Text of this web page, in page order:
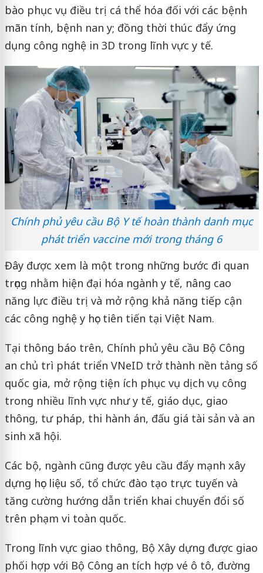
bào phục vụ điều trị cá thể hóa đối với các bệnh
mãn tính, bệnh nan y; đồng thời thúc đẩy ứng
dụng công nghệ in 3D trong lĩnh vực y tế.
Chính phủ yêu cầu Bộ Y tế hoàn thành danh mục
phát triển vaccine mới trong tháng 6
Đây được xem là một trong những bước đi quan
trọng nhằm hiện đại hóa ngành y tế, nâng cao
năng lực điều trị và mở rộng khả năng tiếp cận
các công nghệ y học tiên tiến tại Việt Nam.
Tại thông báo trên, Chính phủ yêu cầu Bộ Công
an chủ trì phát triển VNeID trở thành nền tảng số
quốc gia, mở rộng tiện ích phục vụ dịch vụ công
trong nhiều lĩnh vực như y tế, giáo dục, giao
thông, tư pháp, thi hành án, đấu giá tài sản và an
sinh xã hội.
Các bộ, ngành cũng được yêu cầu đẩy mạnh xây
dựng học liệu số, tổ chức đào tạo trực tuyến và
tăng cường hướng dẫn triển khai chuyển đổi số
trên phạm vi toàn quốc.
Trong lĩnh vực giao thông, Bộ Xây dựng được giao
phối hợp với Bộ Công an tích hợp vé ô tô, đường